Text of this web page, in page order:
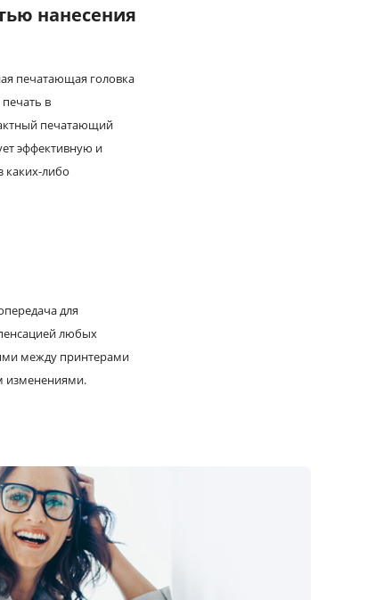
нанесения
печатающая головка
в
печатающий
эффективную и
каких-либо
для
любых
между принтерами
изменениями.